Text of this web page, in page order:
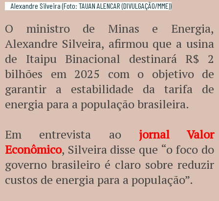
Alexandre Silveira (Foto: TAUAN ALENCAR (DIVULGAÇÃO/MME))
O ministro de Minas e Energia,
Alexandre Silveira, afirmou que a usina
de Itaipu Binacional destinará R$ 2
bilhões em 2025 com o objetivo de
garantir a estabilidade da tarifa de
energia para a população brasileira.
Em entrevista aojornal Valor
Econômico, Silveira disse que “o foco do
governo brasileiro é claro sobre reduzir
custos de energia para a população”.